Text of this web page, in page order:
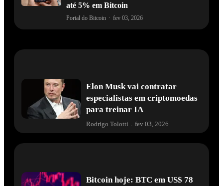
até 5% em Bitcoin
Portal do Bitcoin · fev 03, 2026
Elon Musk vai contratar
especialistas em criptomoedas
para treinar IA
Rodrigo Tolotti fev 03, 2026
Bitcoin hoje: BTC em US$ 78